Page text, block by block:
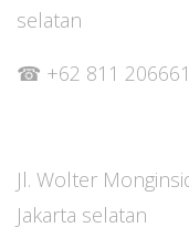
selatan
☎ +62 811
Jl. Wolter
Jakarta selatan